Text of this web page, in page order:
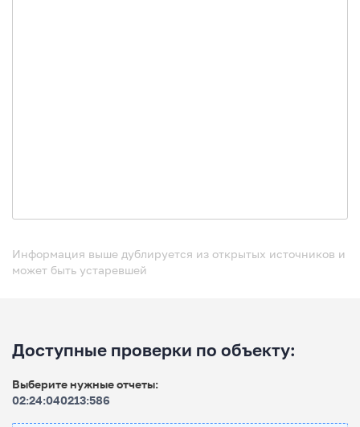
Информация выше дублируется из открытых источников и
может быть устаревшей
Доступные проверки по объекту:
Выберите нужные отчеты:
02:24:040213:586